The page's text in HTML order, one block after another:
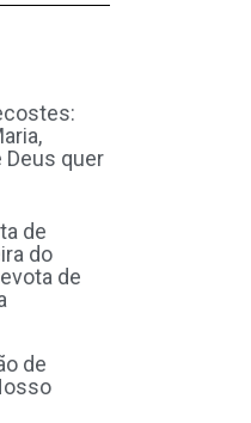
quer
de
do
de
de